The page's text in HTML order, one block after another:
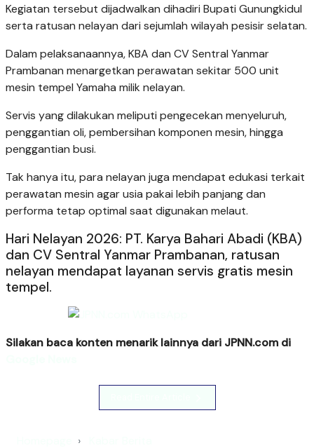
Kegiatan tersebut dijadwalkan dihadiri Bupati Gunungkidul
serta ratusan nelayan dari sejumlah wilayah pesisir selatan.
Dalam pelaksanaannya, KBA dan CV Sentral Yanmar
Prambanan menargetkan perawatan sekitar 500 unit
mesin tempel Yamaha milik nelayan.
Servis yang dilakukan meliputi pengecekan menyeluruh,
penggantian oli, pembersihan komponen mesin, hingga
penggantian busi.
Tak hanya itu, para nelayan juga mendapat edukasi terkait
perawatan mesin agar usia pakai lebih panjang dan
performa tetap optimal saat digunakan melaut.
Hari Nelayan 2026: PT. Karya Bahari Abadi (KBA)
dan CV Sentral Yanmar Prambanan, ratusan
nelayan mendapat layanan servis gratis mesin
tempel.
Silakan baca konten menarik lainnya dari JPNN.com di